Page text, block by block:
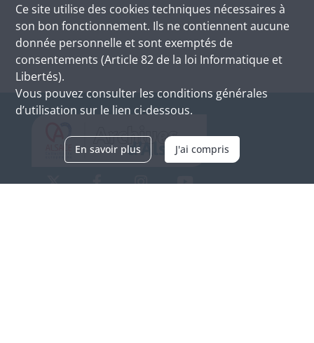
Ce site utilise des cookies techniques nécessaires à
son bon fonctionnement. Ils ne contiennent aucune
donnée personnelle et sont exemptés de
consentements (Article 82 de la loi Informatique et
Libertés).
Vous pouvez consulter les conditions générales
d’utilisation sur le lien ci-dessous.
En savoir plus J'ai compris